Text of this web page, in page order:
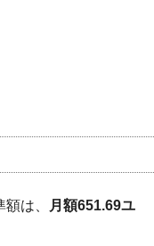
は、
月額651.69ユ